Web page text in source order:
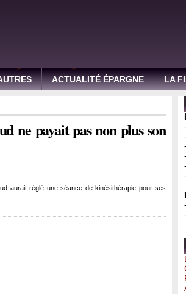
ACTUALITÉ ÉPARGNE LA
ne payait pas non plus son
aurait réglé une séance de kinésithérapie pour ses
-
-
-
-
-
-
-
-